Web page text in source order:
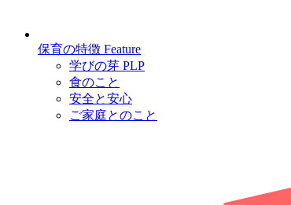
保育の特徴 Feature
学びの芽 PLP
食のこと
安全と安心
ご家庭とのこと